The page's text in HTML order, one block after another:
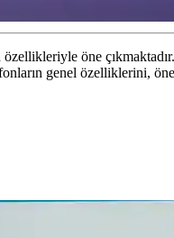
öne
genel özelliklerini,